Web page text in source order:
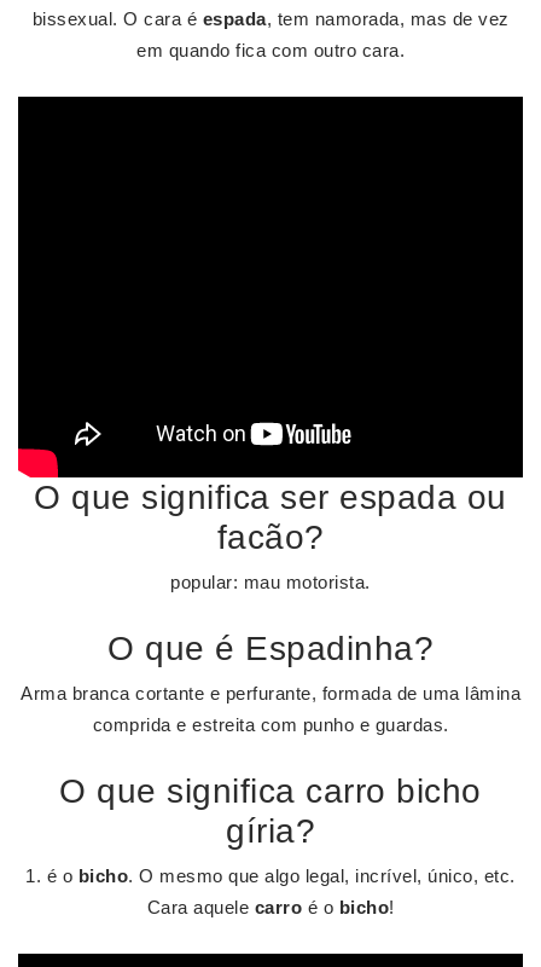
bissexual. O cara é espada, tem namorada, mas de vez
em quando fica com outro cara.
O que significa ser espada ou
facão?
popular: mau motorista.
O que é Espadinha?
Arma branca cortante e perfurante, formada de uma lâmina
comprida e estreita com punho e guardas.
O que significa carro bicho
gíria?
1. é o bicho. O mesmo que algo legal, incrível, único, etc.
Cara aquele carro é o bicho!